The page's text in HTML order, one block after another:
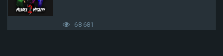
68 681